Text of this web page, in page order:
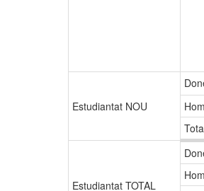
Estudiantat NOU
Estudiantat TOTAL